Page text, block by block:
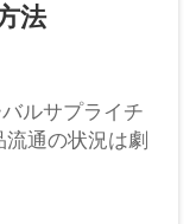
法
ルサプライチ
通の状況は劇
イフルーツが
て登場し、サ